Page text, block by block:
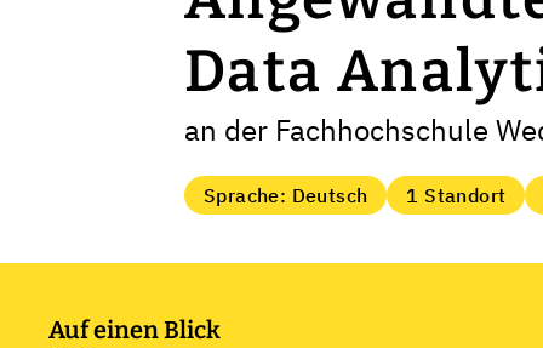
Data
an der Fachhochschule
Sprache: Deutsch 1 Standort
Auf einen Blick